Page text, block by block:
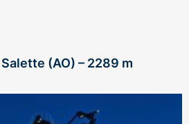
(AO) – 2289 m